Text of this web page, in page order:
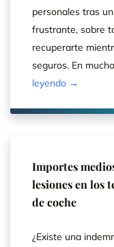
personales tras
frustrante, sobre
recuperarte
seguros. En
leyendo →
Importes
lesiones en los
de coche
¿Existe una